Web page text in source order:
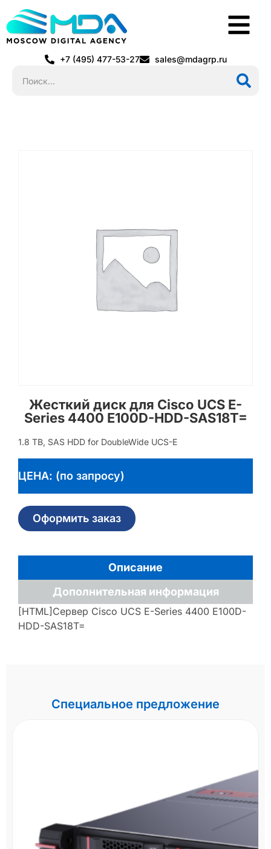
+7 (495) 477-53-27 sales@mdagrp.ru
Жесткий диск для Cisco UCS E-
Series 4400 E100D-HDD-SAS18T=
1.8 TB, SAS HDD for DoubleWide UCS-E
ЦЕНА: (по запросу)
Оформить заказ
Описание
Дополнительная информация
[HTML]Сервер Cisco UCS E-Series 4400 E100D-
HDD-SAS18T=
Специальное предложение